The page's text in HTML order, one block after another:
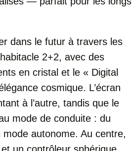
dans le futur à travers les
2+2, avec des
en cristal et le « Digital
cosmique. L’écran
à l’autre, tandis que le
mode de conduite : du
autonome. Au centre,